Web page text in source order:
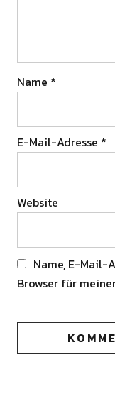
Name *
E-Mail-Adresse *
Website
Name, E-Mail-
Browser für